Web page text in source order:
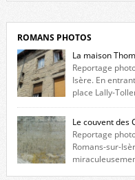
ROMANS PHOTOS
La maison
Reportage
Isère. En
place Lally-
maison construite au XVIè
fenêtres jumelles à meneaux.
niche qui contient une statue
Le couvent des
Reportage
Romans-sur-